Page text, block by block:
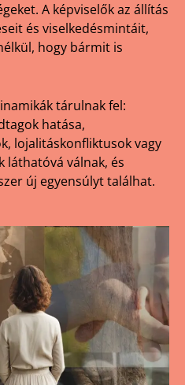
A képviselők az állítás
és viselkedésmintáit,
hogy bármit is
tárulnak fel:
hatása,
lojalitáskonfliktusok vagy
láthatóvá válnak, és
új egyensúlyt találhat.